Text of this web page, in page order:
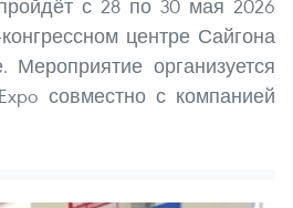
с 28 по 30 мая 2026
центре Сайгона
Мероприятие организуется
совместно с компанией